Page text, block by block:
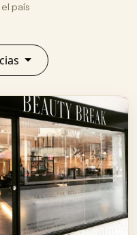
país